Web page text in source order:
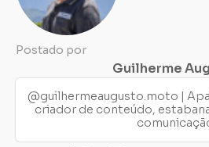
Postado por
Guilherme
@guilhermeaugusto.moto |
criador de conteúdo,